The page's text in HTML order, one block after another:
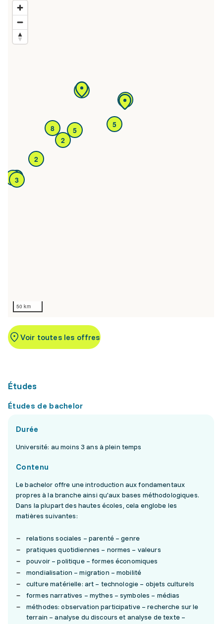
8
5
2
5
2
4
5
4
3
50 km
Voir toutes les offres
Études
Études de bachelor
Durée
Université: au moins 3 ans à plein temps
Contenu
Le bachelor offre une introduction aux fondamentaux
propres à la branche ainsi qu'aux bases méthodologiques.
Dans la plupart des hautes écoles, cela englobe les
matières suivantes:
relations sociales – parenté – genre
pratiques quotidiennes – normes – valeurs
pouvoir – politique – formes économiques
mondialisation – migration – mobilité
culture matérielle: art – technologie – objets culturels
formes narratives – mythes – symboles – médias
méthodes: observation participative – recherche sur le
terrain – analyse du discours et analyse de texte –